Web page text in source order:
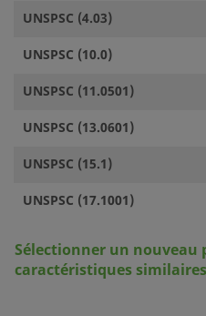
UNSPSC (4.03)
UNSPSC (10.0)
UNSPSC (11.0501)
UNSPSC (13.0601)
UNSPSC (15.1)
UNSPSC (17.1001)
Sélectionner un nouveau
caractéristiques similaires